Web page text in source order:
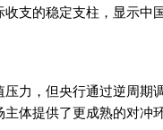
支的稳定支柱，显示中
力，但央行通过逆周期
体提供了更成熟的对冲环